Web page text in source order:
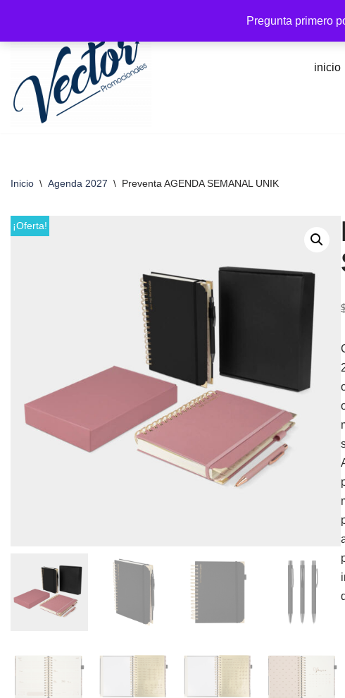
Pregunta primero
Saltar
contenido
inicio
Inicio \ Agenda 2027 \ Preventa AGENDA SEMANAL UNIK
¡Oferta!